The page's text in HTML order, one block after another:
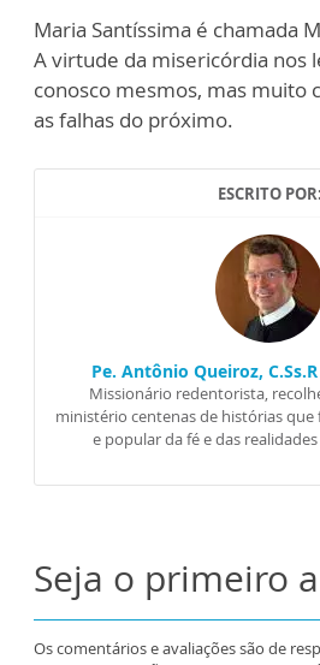
Maria Santíssima é chamada
A virtude da misericórdia nos
conosco mesmos, mas muito
as falhas do próximo.
ESCRITO POR:
Pe. Antônio Queiroz,
Missionário redentorista,
ministério centenas de histórias
e popular da fé e das
Seja o primeiro
Os comentários e avaliações são de